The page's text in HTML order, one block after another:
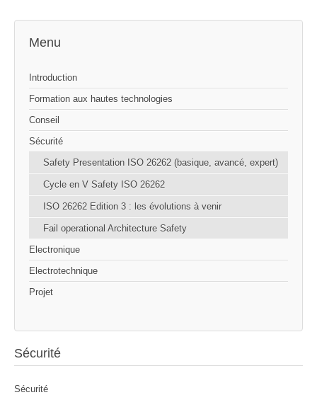
Menu
Introduction
Formation aux hautes technologies
Conseil
Sécurité
Safety Presentation ISO 26262 (basique, avancé, expert)
Cycle en V Safety ISO 26262
ISO 26262 Edition 3 : les évolutions à venir
Fail operational Architecture Safety
Electronique
Electrotechnique
Projet
Sécurité
Sécurité